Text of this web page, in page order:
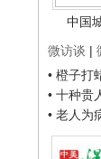
中国
微访谈 |
• 橙子打
• 十种贵
• 老人为